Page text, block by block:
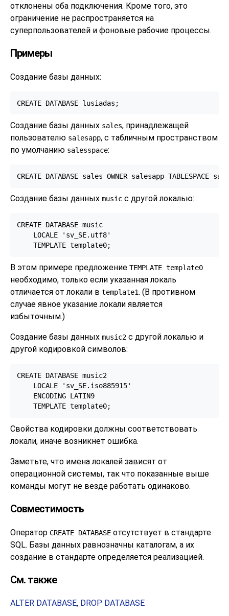
отклонены оба подключения. Кроме того, это
ограничение не распространяется на
суперпользователей и фоновые рабочие процессы.
Примеры
Создание базы данных:
CREATE DATABASE lusiadas;
Создание базы данных sales, принадлежащей
пользователю salesapp, с табличным пространством
по умолчанию salesspace:
CREATE DATABASE sales OWNER salesapp TABLESPACE
Создание базы данных music с другой локалью:
CREATE DATABASE music
    LOCALE 'sv_SE.utf8'
    TEMPLATE template0;
В этом примере предложение TEMPLATE template0
необходимо, только если указанная локаль
отличается от локали в template1. (В противном
случае явное указание локали является
избыточным.)
Создание базы данных music2 с другой локалью и
другой кодировкой символов:
CREATE DATABASE music2
    LOCALE 'sv_SE.iso885915'
    ENCODING LATIN9
    TEMPLATE template0;
Свойства кодировки должны соответствовать
локали, иначе возникнет ошибка.
Заметьте, что имена локалей зависят от
операционной системы, так что показанные выше
команды могут не везде работать одинаково.
Совместимость
Оператор CREATE DATABASE отсутствует в стандарте
SQL. Базы данных равнозначны каталогам, а их
создание в стандарте определяется реализацией.
См. также
ALTER DATABASE, DROP DATABASE